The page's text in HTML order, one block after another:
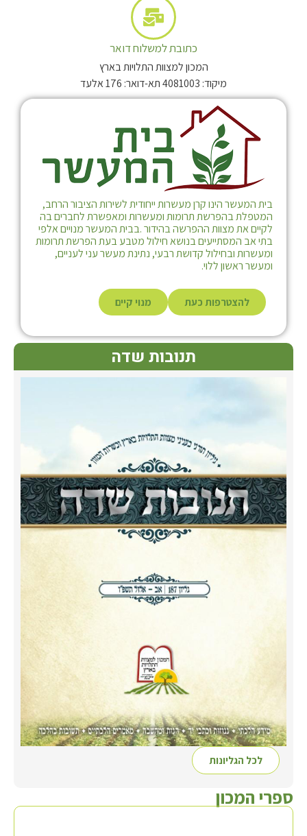
כתובת למשלוח דואר
המכון למצוות התלויות בארץ
מיקוד: 4081003 תא-דואר: 176 אלעד
בית המעשר הינו קרן מעשרות ייחודית לשירות הציבור הרחב,
המטפלת בהפרשת תרומות ומעשרות ומאפשרת לחברים בה
לקיים את מצוות ההפרשה בהידור .בבית המעשר מנויים אלפי
בתי אב המסתייעים בנושא חילול מטבע בעת הפרשת תרומות
ומעשרות ובחילול קדושת רבעי, נתינת מעשר עני לעניים,
ומעשר ראשון ללוי.
להצטרפות כעת מנוי קיים
תנובות שדה
לכל הגליונות
ספרי המכון